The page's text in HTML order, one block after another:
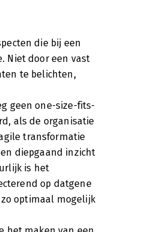
die bij een
Niet door een vast
te belichten,
geen one-size-fits-
als de organisatie
transformatie
diepgaand inzicht
is het
op datgene
optimaal mogelijk